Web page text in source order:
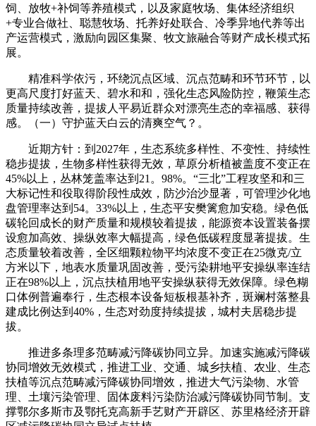
饲、放牧+补饲等养殖模式，以及家庭牧场、集体经济组织
+专业合做社、聪慧牧场、托养好处联合、冷季异地代养等出
产运营模式，激励向园区集聚、牧文旅融合等财产成长模式拓
展。
精准科学依污，环绕沉点区域、沉点范畴和环节环节，以
更高尺度打好蓝天、碧水和和，强化生态风险防控，鞭策生态
质量持续改善，提拔人平易近群众对漂亮生态的幸福感、获得
感。（一）守护蓝天白云的清爽空气？。
近期方针：到2027年，生态系统多样性、不变性、持续性
稳步提拔，生物多样性获得无效，草原分析植被盖度不变正在
45%以上，丛林笼盖率达到21。98%。“三北”工程攻坚和和三
大标记性和役取得阶段性成效，防沙治沙显著，可管理沙化地
盘管理率达到54。33%以上，生态平安樊篱愈加安稳。绿色低
碳轮回成长的财产质量和规模较着提拔，能源资本设置装备摆
设愈加高效、操纵效率大幅提高，绿色低碳程度显著提拔。生
态质量较着改善，全区细颗粒物平均浓度不变正在25微克/立
方米以下，地表水质量巩固改善，受污染耕地平安操纵率连结
正在98%以上，沉点扶植用地平安操纵获得无效保障。绿色糊
口体例普遍奉行，生态根本设备短板根基补齐，斑斓村落整县
建成比例达到40%，生态对劲度持续提拔，城村夫居稳步提
拔。
推进多条理多范畴减污降碳协同立异。加速实施减污降碳
协同增效无效模式，推进工业、交通、城乡扶植、农业、生态
扶植等沉点范畴减污降碳协同增效，推进大气污染物、水管
理、土壤污染管理、固体废料污染防治减污降碳协同节制。支
撑鄂尔多斯市及鄂托克高新手艺财产开辟区、苏里格经济开辟